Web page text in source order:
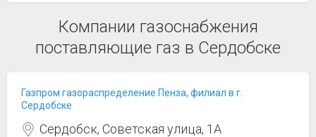
Компании газоснабжения
поставляющие газ в Сердобске
Газпром газораспределение Пенза, филиал в г.
Сердобске
Сердобск, Советская улица, 1А